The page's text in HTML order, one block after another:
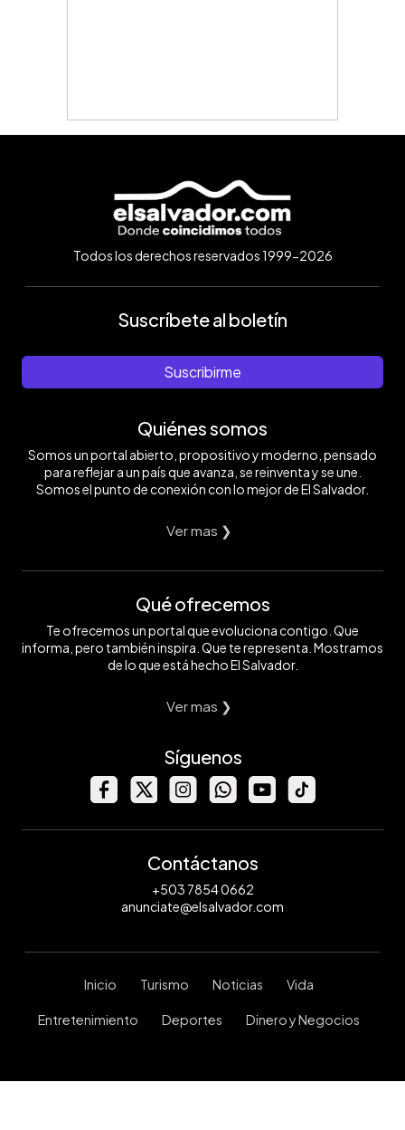
Todos los derechos reservados 1999-2026
Suscríbete al boletín
Suscribirme
Quiénes somos
Somos un portal abierto, propositivo y moderno, pensado
para reflejar a un país que avanza, se reinventa y se une.
Somos el punto de conexión con lo mejor de El Salvador.
Ver mas ❯
Qué ofrecemos
Te ofrecemos un portal que evoluciona contigo. Que
informa, pero también inspira. Que te representa. Mostramos
de lo que está hecho El Salvador.
Ver mas ❯
Síguenos
Contáctanos
+503 7854 0662
anunciate@elsalvador.com
Inicio Turismo Noticias Vida
Entretenimiento Deportes Dinero y Negocios